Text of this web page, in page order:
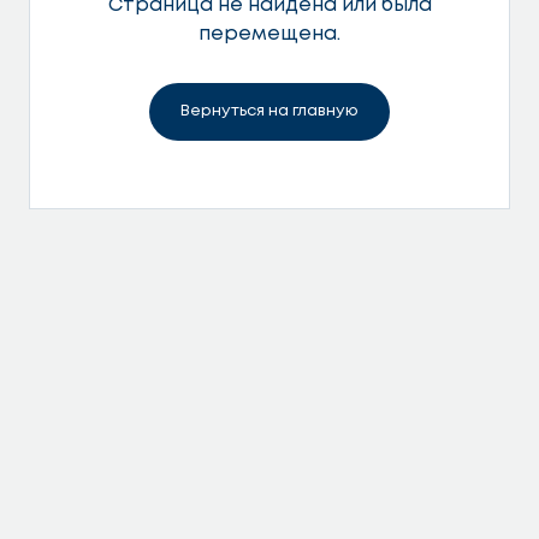
Страница не найдена или была
перемещена.
Вернуться на главную